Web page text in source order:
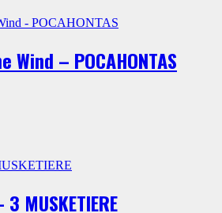
Wind – POCAHONTAS
MUSKETIERE